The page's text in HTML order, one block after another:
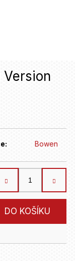
Version
Bowen
DO KOŠÍKU